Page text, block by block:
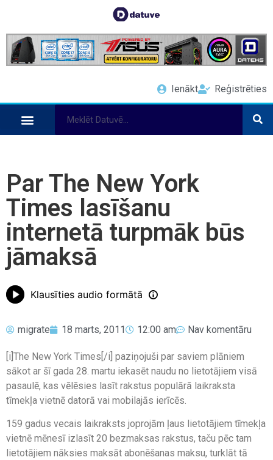
Ienākt Reģistrēties
Par The New York
Times lasīšanu
internetā turpmāk būs
jāmaksā
Klausīties audio formātā
migrate 18 marts, 2011 12:00 am Nav komentāru
[i]The New York Times[/i] paziņojuši par saviem plāniem
sākot ar šī gada 28. martu iekasēt naudu no lietotājiem visā
pasaulē, kas vēlēsies lasīt rakstus populārā laikraksta
tīmekļa vietnē datorā vai mobilajās ierīcēs.
159 gadus vecais laikraksts joprojām ļaus lietotājiem tīmekļa
vietnē mēnesī izlasīt 20 bezmaksas rakstus, taču pēc tam
lietotājiem nāksies maksāt abonēšanas maksu, turklāt tā